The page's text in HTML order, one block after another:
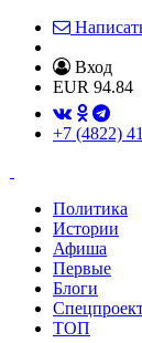
Вход
EUR 94.84
+7 (4822)
Политика
Истории
Афиша
Первые
Блоги
ТОП